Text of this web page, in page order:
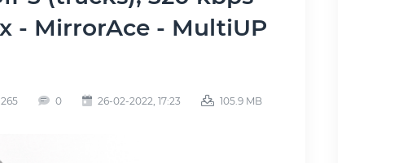
- MirrorAce - MultiUP
265 0 26-02-2022, 17:23 105.9 MB